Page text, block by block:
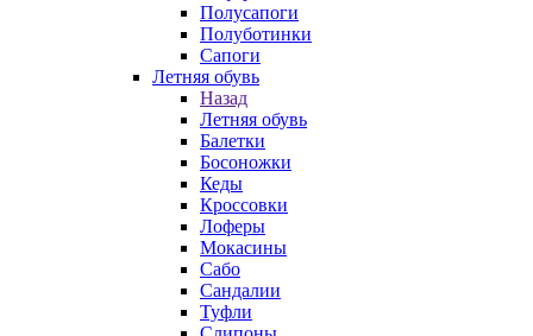
Полусапоги
Полуботинки
Сапоги
Летняя обувь
Назад
Летняя обувь
Балетки
Босоножки
Кеды
Кроссовки
Лоферы
Мокасины
Сабо
Сандалии
Туфли